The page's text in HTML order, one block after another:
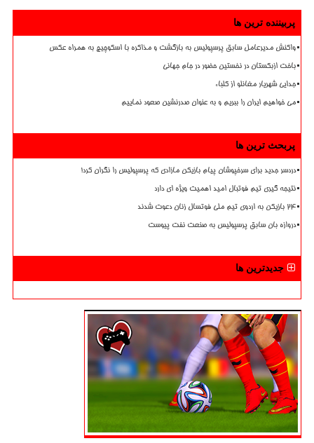
پربیننده ترین ها
واکنش مدیرعامل سابق پرسپولیس به بازگشت و مذاکره با اسکوچیچ به همراه عکس
باخت ازبکستان در نخستین حضور در جام جهانی
جدایی شهریار مغانلو از کلباء
می خواهیم ایران را ببریم و به عنوان صدرنشین صعود نماییم
پربحث ترین ها
دردسر جدید برای سرخپوشان پیام بازیکن مازادی که پرسپولیس را نگران کرد!
نتیجه گیری تیم فوتبال امید اهمیت ویژه ای دارد
۲۴ بازیکن به اردوی تیم ملی فوتسال زنان دعوت شدند
دروازه بان سابق پرسپولیس به صنعت نفت پیوست
جدیدترین ها